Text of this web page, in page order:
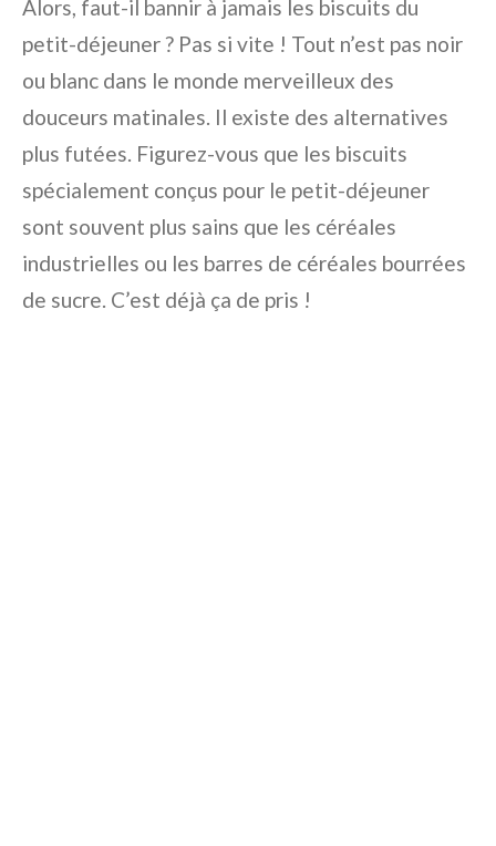
Alors, faut-il bannir à jamais les biscuits du
petit-déjeuner ? Pas si vite ! Tout n’est pas noir
ou blanc dans le monde merveilleux des
douceurs matinales. Il existe des alternatives
plus futées. Figurez-vous que les biscuits
spécialement conçus pour le petit-déjeuner
sont souvent plus sains que les céréales
industrielles ou les barres de céréales bourrées
de sucre. C’est déjà ça de pris !